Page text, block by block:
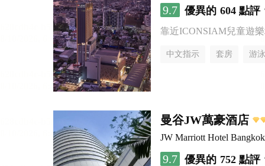
9.7 優異的 604 點評
靠近ICONSIAM兒童遊
中文指示 套房 游
曼谷JW萬豪酒店
JW Marriott Hotel Bangkok
9.7 優異的 752 點評